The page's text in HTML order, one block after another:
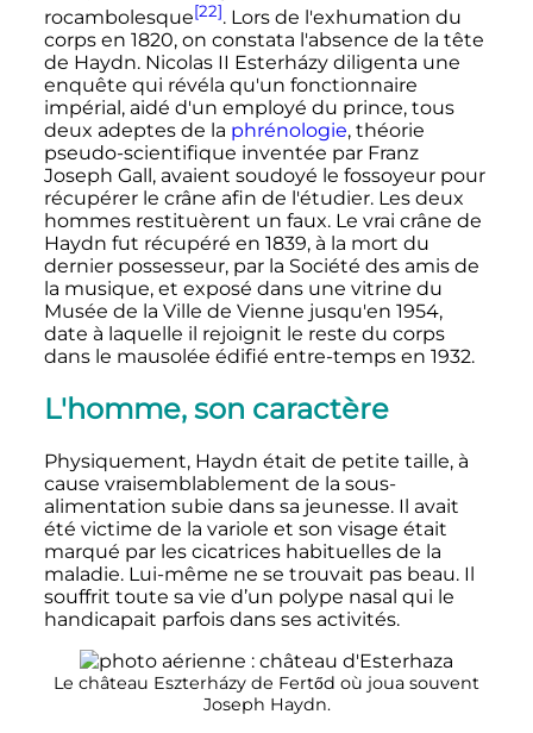
rocambolesque[22]. Lors de l'exhumation du
corps en 1820, on constata l'absence de la tête
de Haydn. Nicolas II Esterházy diligenta une
enquête qui révéla qu'un fonctionnaire
impérial, aidé d'un employé du prince, tous
deux adeptes de la phrénologie, théorie
pseudo-scientifique inventée par Franz
Joseph Gall, avaient soudoyé le fossoyeur pour
récupérer le crâne afin de l'étudier. Les deux
hommes restituèrent un faux. Le vrai crâne de
Haydn fut récupéré en 1839, à la mort du
dernier possesseur, par la Société des amis de
la musique, et exposé dans une vitrine du
Musée de la Ville de Vienne jusqu'en 1954,
date à laquelle il rejoignit le reste du corps
dans le mausolée édifié entre-temps en 1932.
L'homme, son caractère
Physiquement, Haydn était de petite taille, à
cause vraisemblablement de la sous-
alimentation subie dans sa jeunesse. Il avait
été victime de la variole et son visage était
marqué par les cicatrices habituelles de la
maladie. Lui-même ne se trouvait pas beau. Il
souffrit toute sa vie d’un polype nasal qui le
handicapait parfois dans ses activités.
Le château Eszterházy de Fertőd où joua souvent
Joseph Haydn.